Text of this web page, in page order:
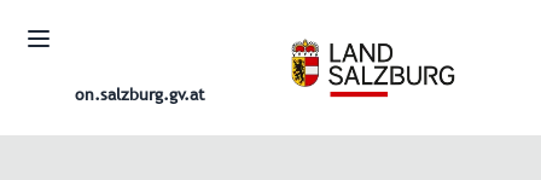
on.salzburg.gv.at